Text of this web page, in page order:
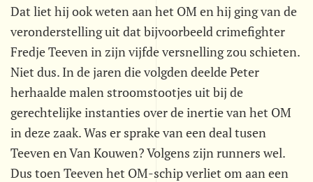
Dat liet hij ook weten aan het OM en hij ging van de
veronderstelling uit dat bijvoorbeeld crimefighter
Fredje Teeven in zijn vijfde versnelling zou schieten.
Niet dus. In de jaren die volgden deelde Peter
herhaalde malen stroomstootjes uit bij de
gerechtelijke instanties over de inertie van het OM
in deze zaak. Was er sprake van een deal tusen
Teeven en Van Kouwen? Volgens zijn runners wel.
Dus toen Teeven het OM-schip verliet om aan een